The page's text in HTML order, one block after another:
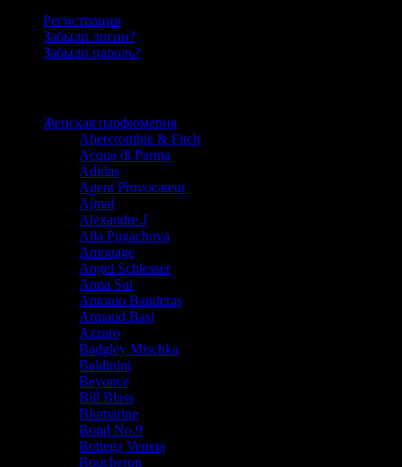
Регистрация
Забыли логин?
Забыли пароль?
Женская парфюмерия
Abercrombie & Fitch
Acqua di Parma
Adidas
Agent Provocateur
Ajmal
Alexandre.J
Alla Pugachova
Amouage
Angel Schlesser
Anna Sui
Antonio Banderas
Armand Basi
Azzaro
Badgley Mischka
Baldinini
Beyonce
Bill Blass
Blumarine
Bond No.9
Bottega Veneta
Boucheron